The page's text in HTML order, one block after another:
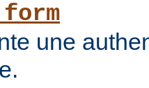
une